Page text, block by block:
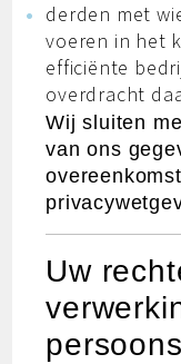
derden met
voeren in het
efficiënte
overdracht
Wij sluiten
van ons
Uw